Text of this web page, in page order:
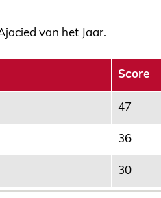
van het Jaar.
Score
47
36
30